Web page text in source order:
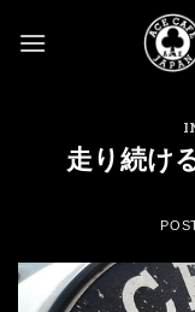
走り続け